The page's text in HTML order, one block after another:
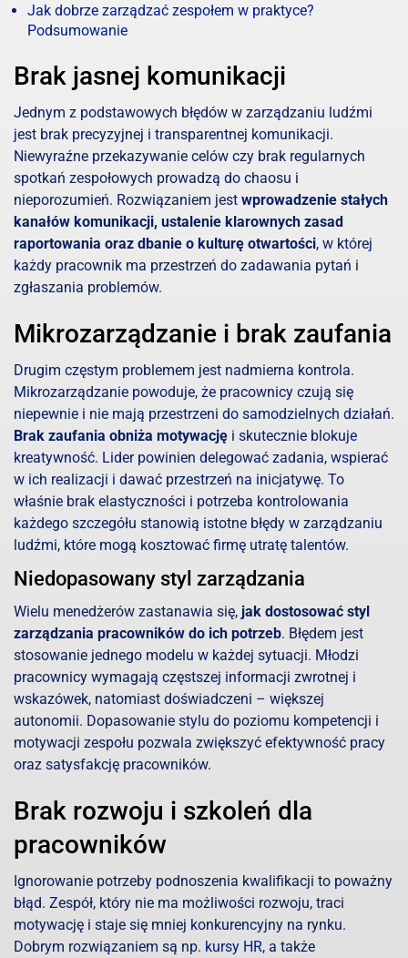
Jak dobrze zarządzać zespołem w praktyce?
Podsumowanie
Brak jasnej komunikacji
Jednym z podstawowych błędów w zarządzaniu ludźmi
jest brak precyzyjnej i transparentnej komunikacji.
Niewyraźne przekazywanie celów czy brak regularnych
spotkań zespołowych prowadzą do chaosu i
nieporozumień. Rozwiązaniem jest wprowadzenie stałych
kanałów komunikacji, ustalenie klarownych zasad
raportowania oraz dbanie o kulturę otwartości, w której
każdy pracownik ma przestrzeń do zadawania pytań i
zgłaszania problemów.
Mikro­zarządzanie i brak zaufania
Drugim częstym problemem jest nadmierna kontrola.
Mikro­zarządzanie powoduje, że pracownicy czują się
niepewnie i nie mają przestrzeni do samodzielnych działań.
Brak zaufania obniża motywację i skutecznie blokuje
kreatywność. Lider powinien delegować zadania, wspierać
w ich realizacji i dawać przestrzeń na inicjatywę. To
właśnie brak elastyczności i potrzeba kontrolowania
każdego szczegółu stanowią istotne błędy w zarządzaniu
ludźmi, które mogą kosztować firmę utratę talentów.
Niedopasowany styl zarządzania
Wielu menedżerów zastanawia się, jak dostosować styl
zarządzania pracowników do ich potrzeb. Błędem jest
stosowanie jednego modelu w każdej sytuacji. Młodzi
pracownicy wymagają częstszej informacji zwrotnej i
wskazówek, natomiast doświadczeni – większej
autonomii. Dopasowanie stylu do poziomu kompetencji i
motywacji zespołu pozwala zwiększyć efektywność pracy
oraz satysfakcję pracowników.
Brak rozwoju i szkoleń dla
pracowników
Ignorowanie potrzeby podnoszenia kwalifikacji to poważny
błąd. Zespół, który nie ma możliwości rozwoju, traci
motywację i staje się mniej konkurencyjny na rynku.
Dobrym rozwiązaniem są np. kursy HR, a także